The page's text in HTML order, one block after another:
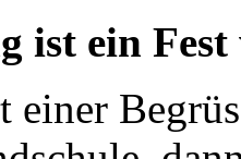
ist ein
einer